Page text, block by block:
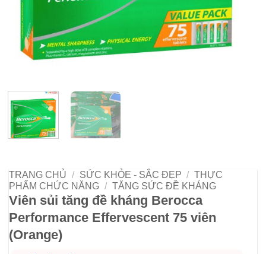
TRANG CHỦ / SỨC KHỎE - SẮC ĐẸP / THỰC
PHẨM CHỨC NĂNG / TĂNG SỨC ĐỀ KHÁNG
Viên sủi tăng đề kháng Berocca
Performance Effervescent 75 viên
(Orange)